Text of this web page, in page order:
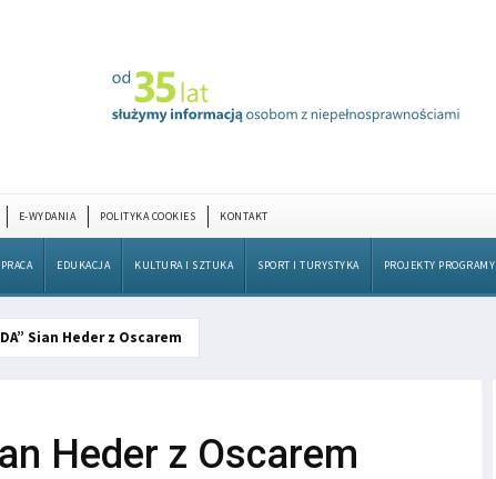
E-WYDANIA POLITYKA COOKIES KONTAKT
PRACA EDUKACJA KULTURA I SZTUKA SPORT I TURYSTYKA PROJEKTY PROGRAMY
Sian Heder z Oscarem
Heder z Oscarem